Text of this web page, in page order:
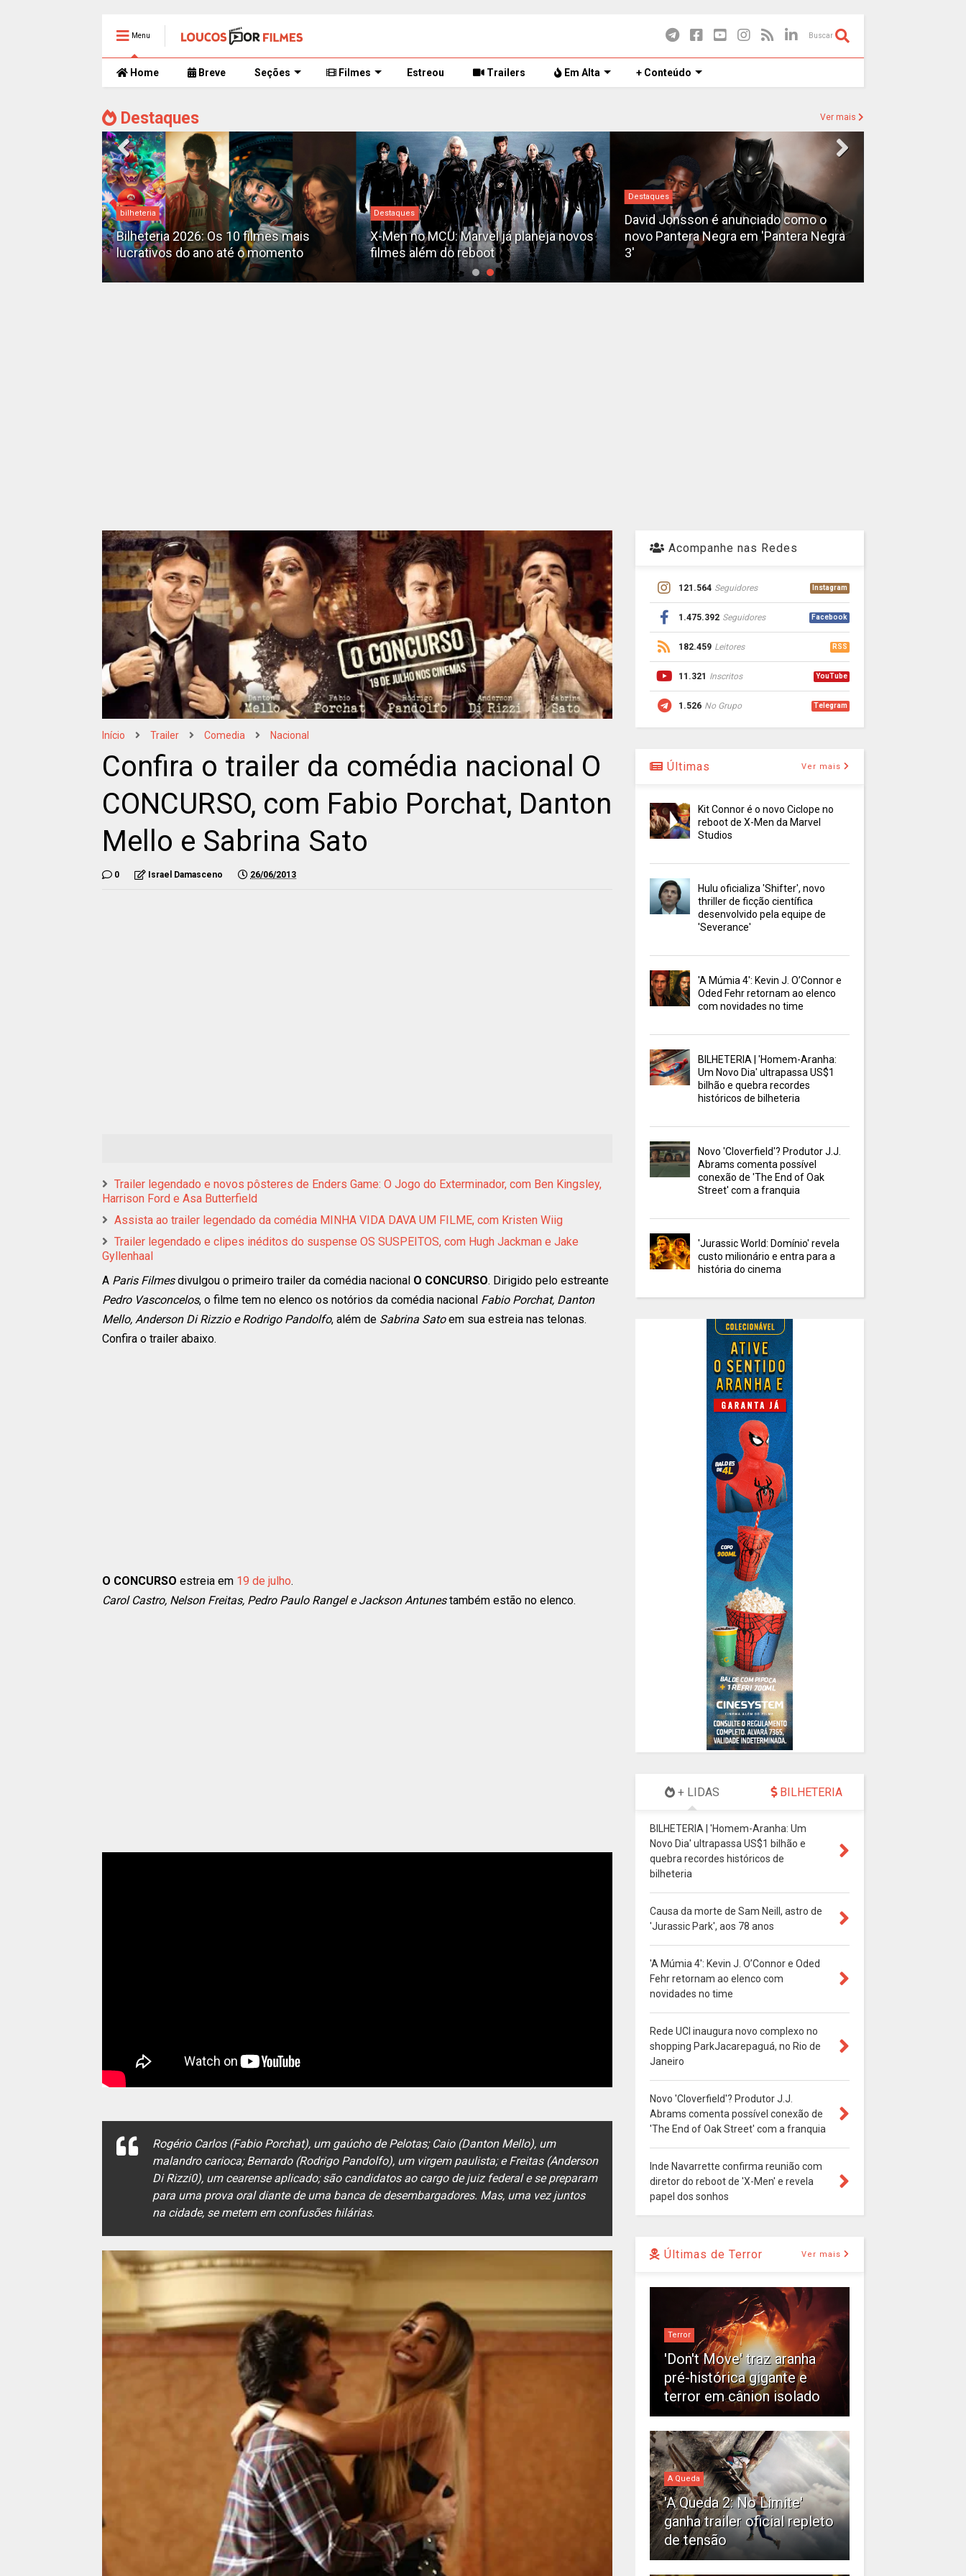
Menu Buscar
Home Breve Seções Filmes Estreou Trailers Em Alta + Conteúdo
Destaques Ver mais
bilheteria
Bilheteria 2026: Os 10 filmes mais
lucrativos do ano até o momento
Destaques
X-Men no MCU: Marvel já planeja novos
filmes além do reboot
Destaques
David Jonsson é anunciado como o
novo Pantera Negra em 'Pantera Negra
3'
Início Trailer Comedia Nacional
Confira o trailer da comédia nacional O
CONCURSO, com Fabio Porchat, Danton
Mello e Sabrina Sato
0 Israel Damasceno 26/06/2013
Trailer legendado e novos pôsteres de Enders Game: O Jogo do Exterminador, com Ben Kingsley,
Harrison Ford e Asa Butterfield
Assista ao trailer legendado da comédia MINHA VIDA DAVA UM FILME, com Kristen Wiig
Trailer legendado e clipes inéditos do suspense OS SUSPEITOS, com Hugh Jackman e Jake
Gyllenhaal
A Paris Filmesdivulgou o primeiro trailer da comédia nacional O CONCURSO. Dirigido pelo estreante
Pedro Vasconcelos, o filme tem no elenco os notórios da comédia nacional Fabio Porchat, Danton
Mello, Anderson Di Rizzio e Rodrigo Pandolfo, além de Sabrina Satoem sua estreia nas telonas.
Confira o trailer abaixo.
O CONCURSO estreia em 19 de julho.
Carol Castro, Nelson Freitas, Pedro Paulo Rangel e Jackson Antunestambém estão no elenco.
Rogério Carlos (Fabio Porchat), um gaúcho de Pelotas; Caio (Danton Mello), um
malandro carioca; Bernardo (Rodrigo Pandolfo), um virgem paulista; e Freitas (Anderson
Di Rizzi0), um cearense aplicado; são candidatos ao cargo de juiz federal e se preparam
para uma prova oral diante de uma banca de desembargadores. Mas, uma vez juntos
na cidade, se metem em confusões hilárias.
Acompanhe nas Redes
121.564 Seguidores Instagram
1.475.392 Seguidores Facebook
182.459 Leitores RSS
11.321 Inscritos YouTube
1.526 No Grupo Telegram
Últimas Ver mais
Kit Connor é o novo Ciclope no
reboot de X-Men da Marvel
Studios
Hulu oficializa 'Shifter', novo
thriller de ficção científica
desenvolvido pela equipe de
'Severance'
'A Múmia 4': Kevin J. O’Connor e
Oded Fehr retornam ao elenco
com novidades no time
BILHETERIA | 'Homem-Aranha:
Um Novo Dia' ultrapassa US$1
bilhão e quebra recordes
históricos de bilheteria
Novo 'Cloverfield'? Produtor J.J.
Abrams comenta possível
conexão de 'The End of Oak
Street' com a franquia
'Jurassic World: Domínio' revela
custo milionário e entra para a
história do cinema
+ LIDAS BILHETERIA
BILHETERIA | 'Homem-Aranha: Um
Novo Dia' ultrapassa US$1 bilhão e
quebra recordes históricos de
bilheteria
Causa da morte de Sam Neill, astro de
'Jurassic Park', aos 78 anos
'A Múmia 4': Kevin J. O’Connor e Oded
Fehr retornam ao elenco com
novidades no time
Rede UCI inaugura novo complexo no
shopping ParkJacarepaguá, no Rio de
Janeiro
Novo 'Cloverfield'? Produtor J.J.
Abrams comenta possível conexão de
'The End of Oak Street' com a franquia
Inde Navarrette confirma reunião com
diretor do reboot de 'X-Men' e revela
papel dos sonhos
Últimas de Terror Ver mais
Terror
'Don't Move' traz aranha
pré-histórica gigante e
terror em cânion isolado
A Queda
'A Queda 2: No Limite'
ganha trailer oficial repleto
de tensão